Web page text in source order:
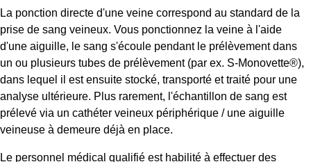
La ponction directe d'une veine correspond au standard de la
prise de sang veineux. Vous ponctionnez la veine à l'aide
d'une aiguille, le sang s'écoule pendant le prélèvement dans
un ou plusieurs tubes de prélèvement (par ex. S-Monovette®),
dans lequel il est ensuite stocké, transporté et traité pour une
analyse ultérieure. Plus rarement, l'échantillon de sang est
prélevé via un cathéter veineux périphérique / une aiguille
veineuse à demeure déjà en place.
Le personnel médical qualifié est habilité à effectuer des